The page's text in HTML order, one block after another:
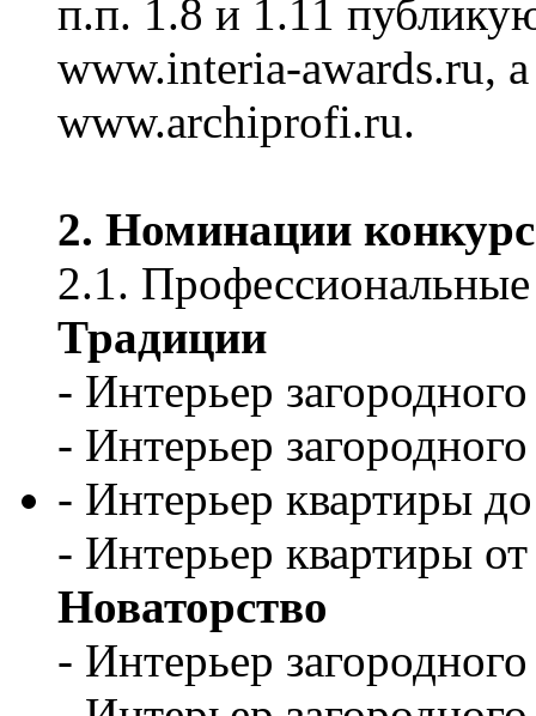
п.п. 1.8 и 1.11
www.interia-awards.ru, а
www.archiprofi.ru.
2. Номинации
2.1.
Традиции
- Интерьер
- Интерьер
- Интерьер квартиры
- Интерьер квартиры
Новаторство
- Интерьер